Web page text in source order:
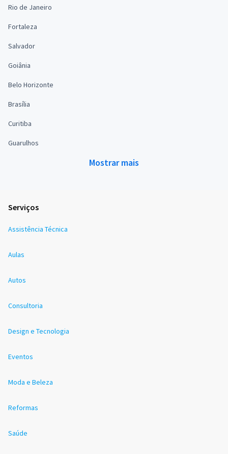
Rio de Janeiro
Fortaleza
Salvador
Goiânia
Belo Horizonte
Brasília
Curitiba
Guarulhos
Mostrar mais
Serviços
Assistência Técnica
Aulas
Autos
Consultoria
Design e Tecnologia
Eventos
Moda e Beleza
Reformas
Saúde